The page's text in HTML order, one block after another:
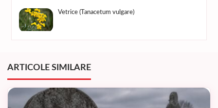
Vetrice (Tanacetum vulgare)
ARTICOLE SIMILARE